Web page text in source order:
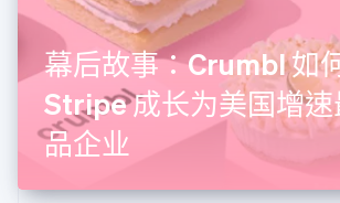
幕后故事：Crumbl 如
Stripe 成长为美国增
品企业
芬兰
EnglishSvenska
荷兰
NederlandsEnglish
加拿大
English Français
捷克
克罗地亚